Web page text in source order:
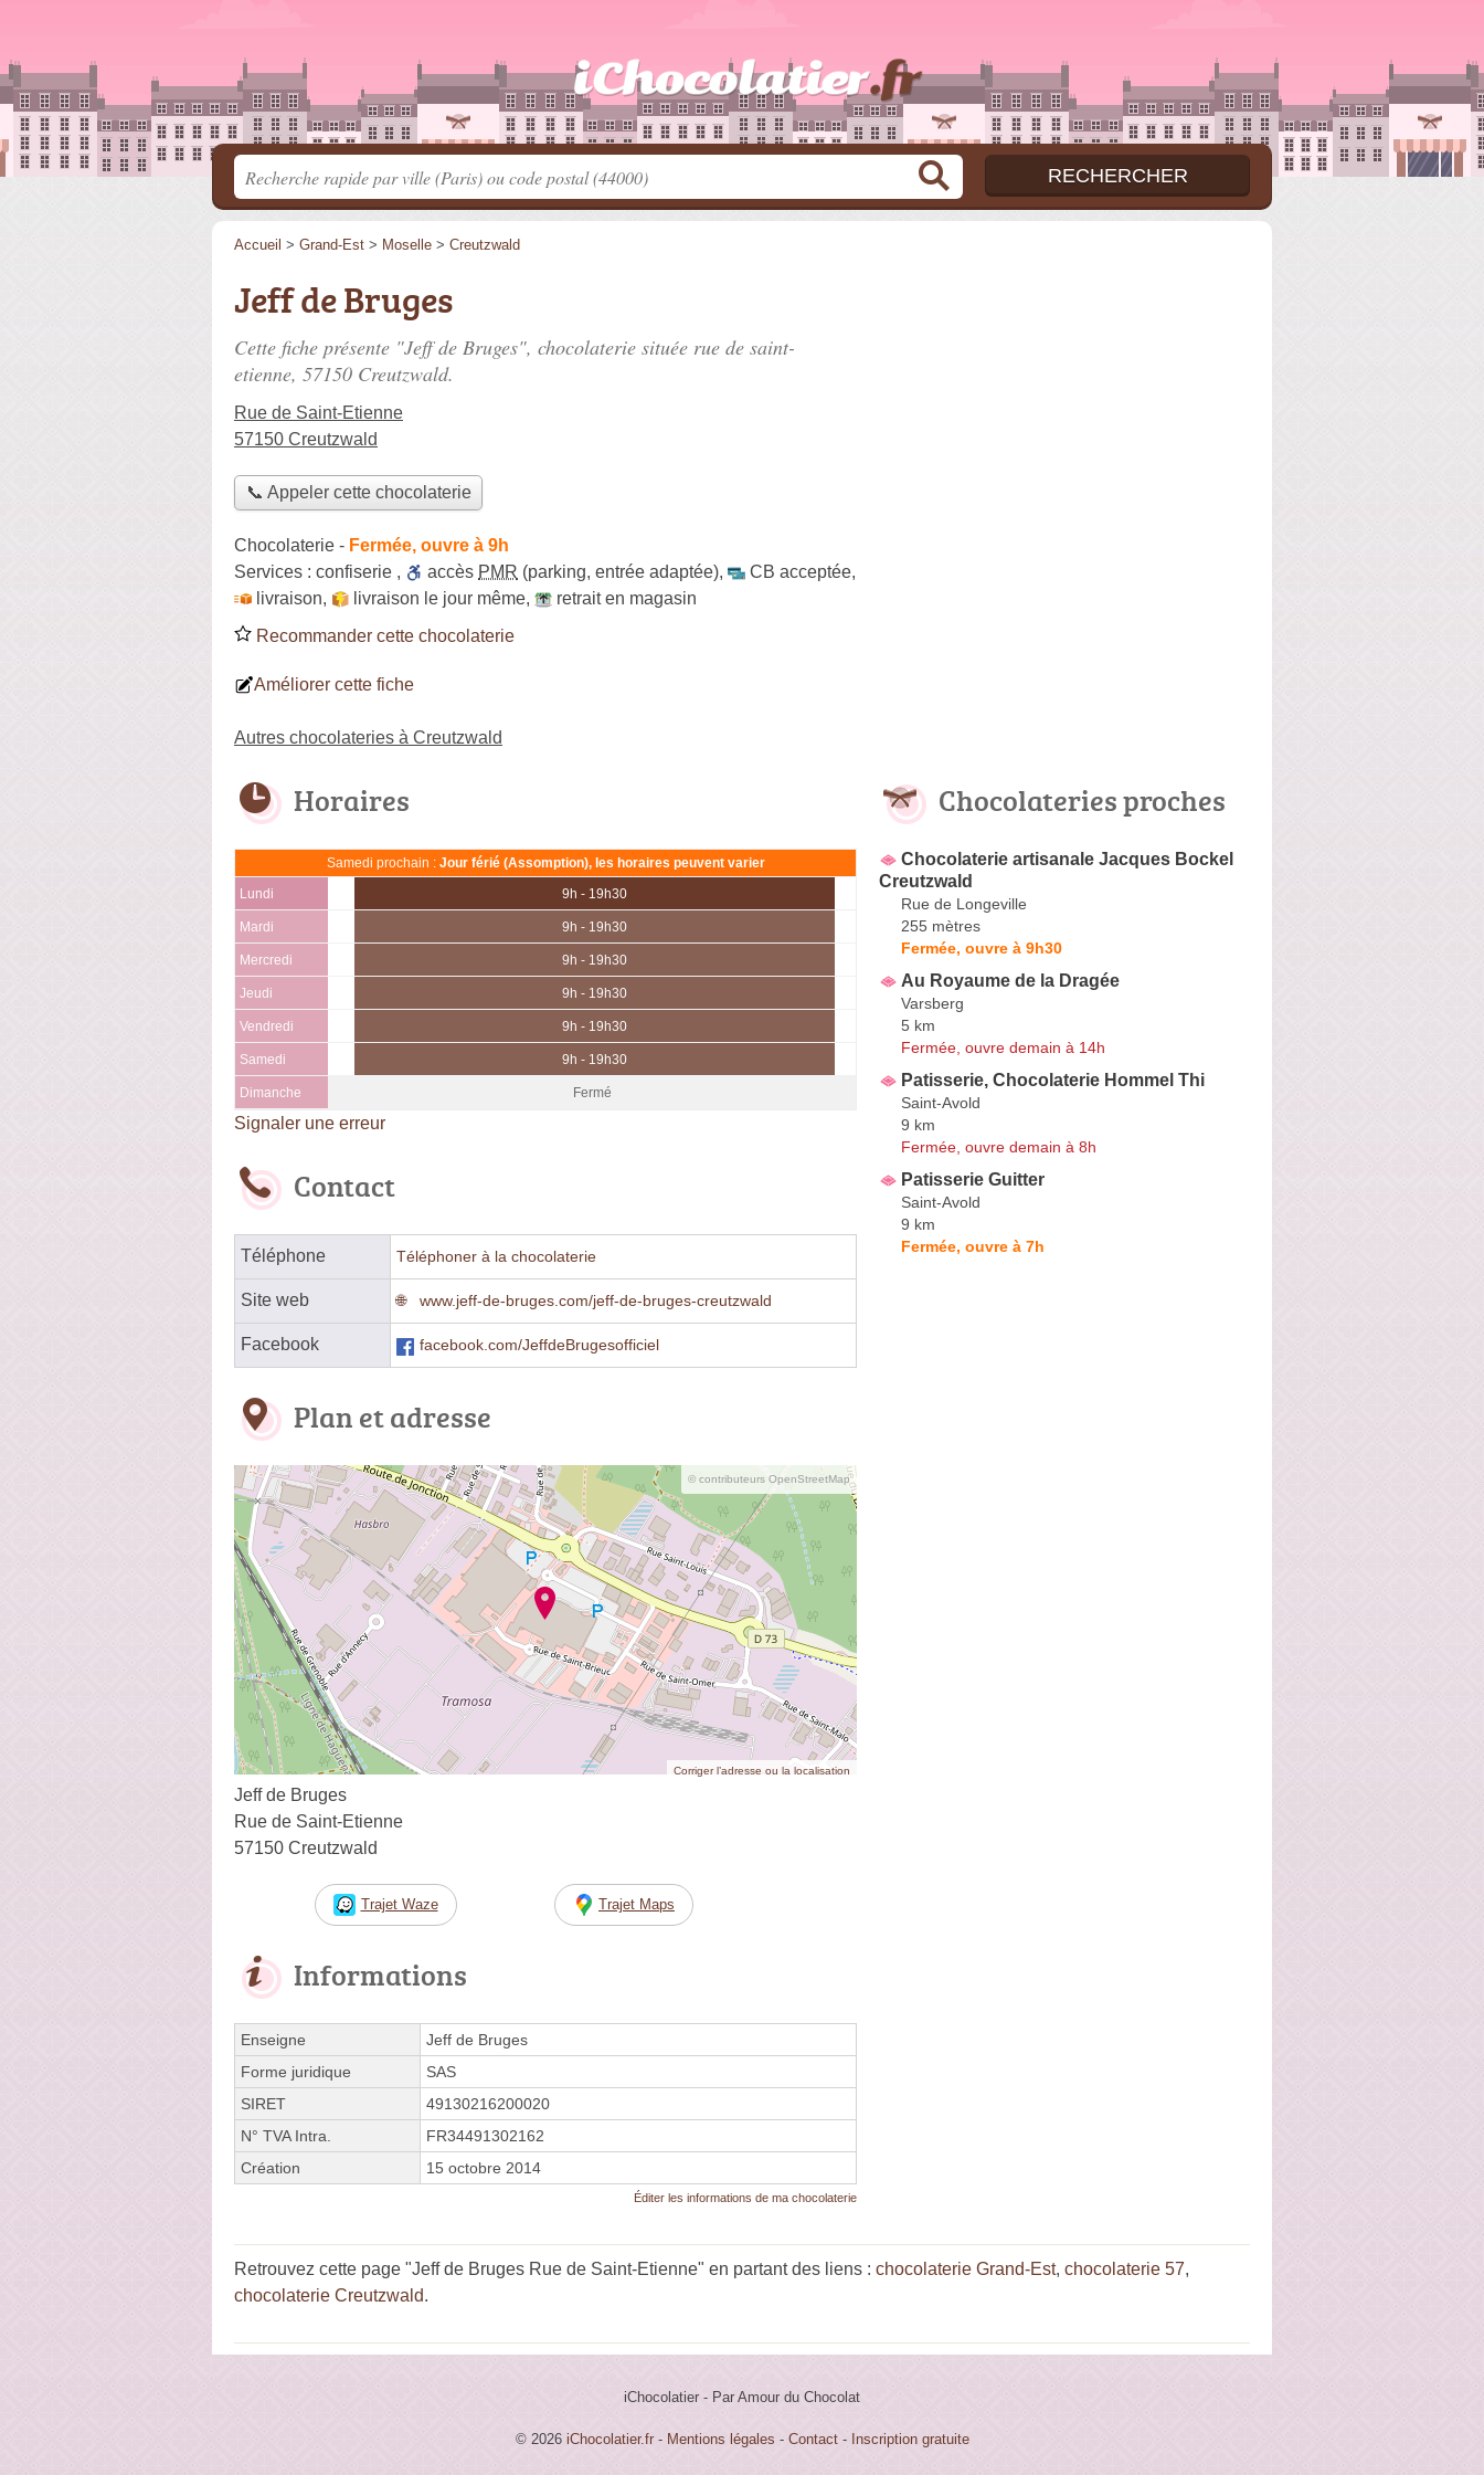
Accueil > Grand-Est > Moselle > Creutzwald
Jeff de Bruges
Cette fiche présente "Jeff de Bruges", chocolaterie située rue de saint-
etienne, 57150 Creutzwald.
Rue de Saint-Etienne
57150 Creutzwald
📞 Appeler cette chocolaterie
Chocolaterie - Fermée, ouvre à 9h
Services : confiserie , accès PMR (parking, entrée adaptée), CB acceptée,
livraison, livraison le jour même,
retrait en magasin
Recommander cette chocolaterie
Améliorer cette fiche
Autres chocolateries à Creutzwald
Horaires
Samedi prochain : Jour férié (Assomption), les horaires peuvent varier
Lundi 9h - 19h30
Mardi 9h - 19h30
Mercredi 9h - 19h30
Jeudi 9h - 19h30
Vendredi 9h - 19h30
Samedi 9h - 19h30
Dimanche Fermé
Signaler une erreur
Contact
Téléphone Téléphoner à la chocolaterie
Site web www.jeff-de-bruges.com/jeff-de-bruges-creutzwald
Facebook facebook.com/JeffdeBrugesofficiel
Plan et adresse
© contributeurs OpenStreetMap
Corriger l’adresse ou la localisation
Jeff de Bruges
Rue de Saint-Etienne
57150 Creutzwald
Trajet Waze Trajet Maps
Informations
Enseigne
Jeff de Bruges
Forme juridique
SAS
SIRET
49130216200020
N° TVA Intra.
FR34491302162
Création
15 octobre 2014
Éditer les informations de ma chocolaterie
Chocolateries proches
Chocolaterie artisanale Jacques Bockel
Creutzwald
Rue de Longeville
255 mètres
Fermée, ouvre à 9h30
Au Royaume de la Dragée
Varsberg
5 km
Fermée, ouvre demain à 14h
Patisserie, Chocolaterie Hommel Thi
Saint-Avold
9 km
Fermée, ouvre demain à 8h
Patisserie Guitter
Saint-Avold
9 km
Fermée, ouvre à 7h
Retrouvez cette page "Jeff de Bruges Rue de Saint-Etienne" en partant des liens : chocolaterie Grand-Est, chocolaterie 57,
chocolaterie Creutzwald.
iChocolatier - Par Amour du Chocolat
© 2026 iChocolatier.fr - Mentions légales - Contact- Inscription gratuite